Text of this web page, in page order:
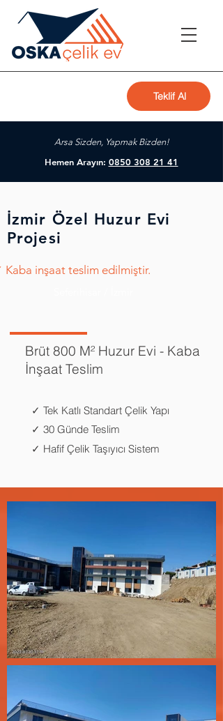
Teklif Al
Arsa Sizden, Yapmak Bizden!
Hemen Arayın: 0850 308 21 41
İzmir Özel Huzur Evi
Projesi
Kaba inşaat teslim edilmiştir.
Brüt 800 M² Huzur Evi - Kaba
İnşaat Teslim
✓ Tek Katlı Standart Çelik Yapı
✓ 30 Günde Teslim
✓ Hafif Çelik Taşıyıcı Sistem